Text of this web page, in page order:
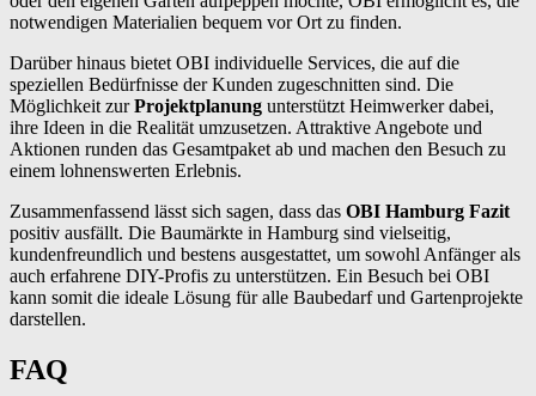
notwendigen Materialien bequem vor Ort zu finden.
Darüber hinaus bietet OBI individuelle Services, die auf die
speziellen Bedürfnisse der Kunden zugeschnitten sind. Die
Möglichkeit zurProjektplanung unterstützt Heimwerker dabei,
ihre Ideen in die Realität umzusetzen. Attraktive Angebote und
Aktionen runden das Gesamtpaket ab und machen den Besuch zu
einem lohnenswerten Erlebnis.
Zusammenfassend lässt sich sagen, dass das OBI Hamburg Fazit
positiv ausfällt. Die Baumärkte in Hamburg sind vielseitig,
kundenfreundlich und bestens ausgestattet, um sowohl Anfänger als
auch erfahrene DIY-Profis zu unterstützen. Ein Besuch bei OBI
kann somit die ideale Lösung für alle Baubedarf und Gartenprojekte
darstellen.
FAQ